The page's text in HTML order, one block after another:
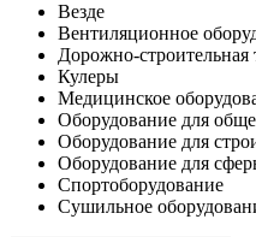
Везде
Вентиляционное
Дорожно-строительная
Кулеры
Медицинское
Оборудование для
Оборудование для
Оборудование для
Спортоборудование
Сушильное